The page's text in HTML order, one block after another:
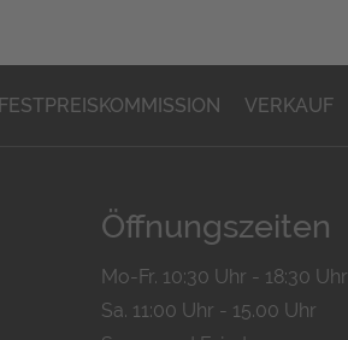
FESTPREISKOMMISSION VERKAUF
Öffnungszeiten
Mo-Fr. 10:30 Uhr - 18:30 Uhr
Sa. 11:00 Uhr - 15.00 Uhr